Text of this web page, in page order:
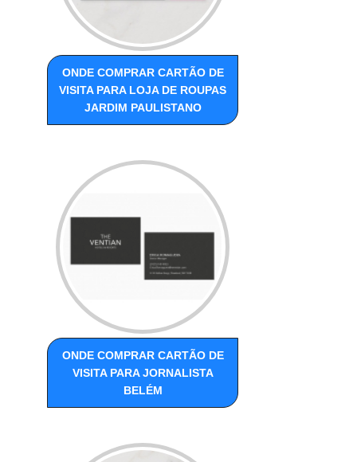
ONDE COMPRAR CARTÃO DE
VISITA PARA LOJA DE ROUPAS
JARDIM PAULISTANO
ONDE COMPRAR CARTÃO DE
VISITA PARA JORNALISTA
BELÉM